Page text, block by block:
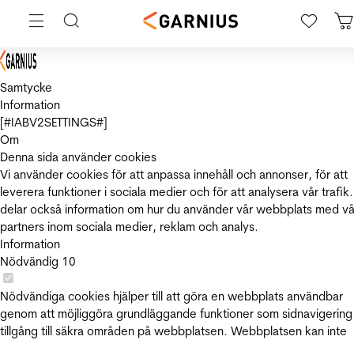
Samtycke
Information
[#IABV2SETTINGS#]
Om
Denna sida använder cookies
Vi använder cookies för att anpassa innehåll och annonser, för att
leverera funktioner i sociala medier och för att analysera vår
delar också information om hur du använder vår webbplats med
partners inom sociala medier, reklam och analys.
Information
Nödvändig 10
Nödvändiga cookies hjälper till att göra en webbplats användbar
genom att möjliggöra grundläggande funktioner som
tillgång till säkra områden på webbplatsen. Webbplatsen kan inte